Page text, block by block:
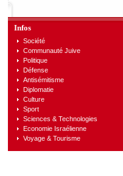
Infos
Société
Communauté Juive
Politique
Défense
Antisémitisme
Diplomatie
Culture
Sport
Sciences & Technologies
Economie Israélienne
Voyage & Tourisme